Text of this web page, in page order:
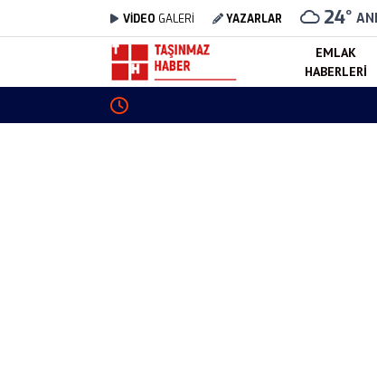
VİDEO GALERİ YAZARLAR 24°
EMLAK
HABERLERI
Altın Fiyatları 6 Ağustos 2026 Kaç TL?